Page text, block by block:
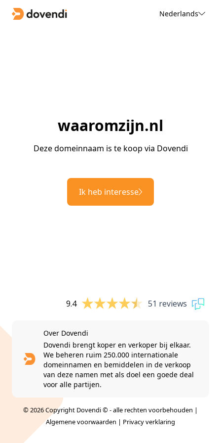
Nederlands
waaromzijn.nl
Deze domeinnaam is te koop via Dovendi
Ik heb interesse
9.4 51 reviews
Over Dovendi
Dovendi brengt koper en verkoper bij elkaar.
We beheren ruim 250.000 internationale
domeinnamen en bemiddelen in de verkoop
van deze namen met als doel een goede deal
voor alle partijen.
© 2026 Copyright Dovendi © - alle rechten voorbehouden |
Algemene voorwaarden | Privacy verklaring